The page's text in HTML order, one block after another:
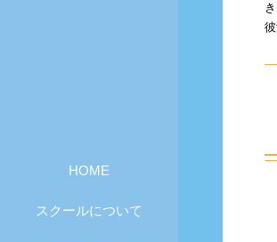
HOME
スクールについて